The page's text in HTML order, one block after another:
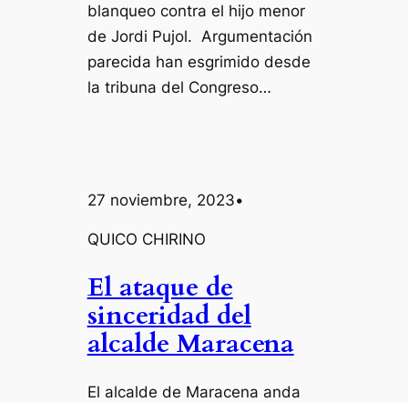
blanqueo contra el hijo menor
de Jordi Pujol. Argumentación
parecida han esgrimido desde
la tribuna del Congreso…
27 noviembre, 2023•
QUICO CHIRINO
El ataque de
sinceridad del
alcalde Maracena
El alcalde de Maracena anda